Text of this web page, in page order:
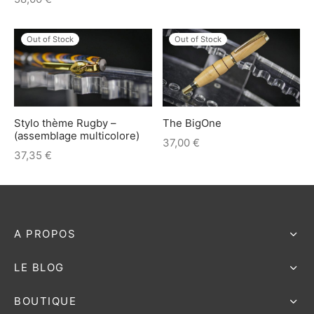
Out of Stock
Stylo thème Rugby –
(assemblage multicolore)
37,35 €
Out of Stock
The BigOne
37,00 €
LE BLOG
BOUTIQUE
A PROPOS
bosse